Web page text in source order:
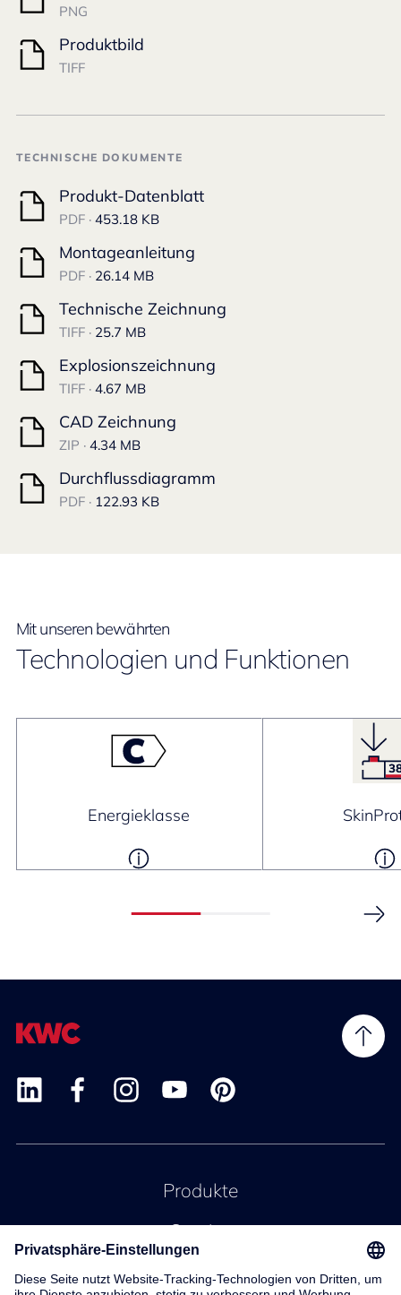
PNG
Produktbild
TIFF
TECHNISCHE DOKUMENTE
Produkt-Datenblatt
PDF · 453.18 KB
Montageanleitung
PDF · 26.14 MB
Technische Zeichnung
TIFF · 25.7 MB
Explosionszeichnung
TIFF · 4.67 MB
CAD Zeichnung
ZIP · 4.34 MB
Durchflussdiagramm
PDF · 122.93 KB
Mit unseren bewährten
Technologien und Funktionen
Energieklasse
Produkte
Service
Kontakt